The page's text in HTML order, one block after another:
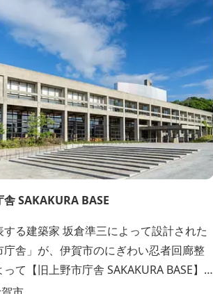
舎 SAKAKURA BASE
する建築家 坂倉準三によって設計された
庁舎」が、伊賀市のにぎわい忍者回廊整
て【旧上野市庁舎 SAKAKURA BASE】
変わりました。 館内には図書館やホテ